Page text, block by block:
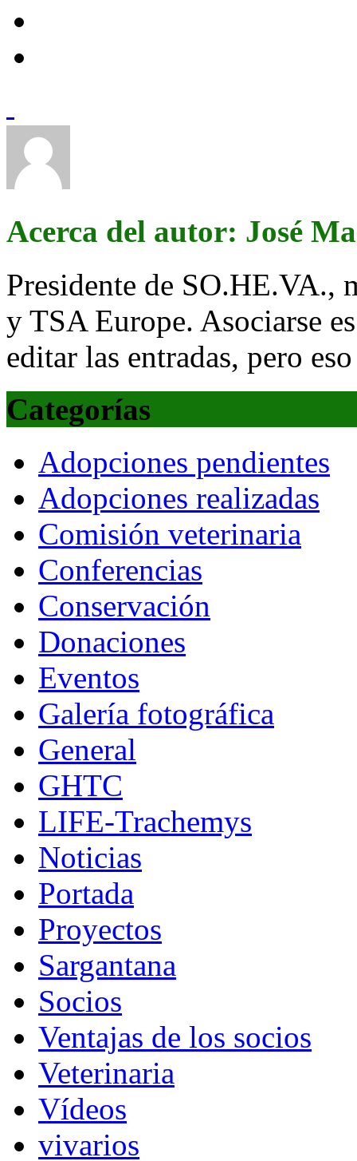
Acerca del autor: José
Presidente de SO.HE.VA.,
y TSA Europe. Asociarse
editar las entradas, pero
Categorías
Adopciones pendientes
Adopciones realizadas
Comisión veterinaria
Conferencias
Conservación
Donaciones
Eventos
Galería fotográfica
General
GHTC
LIFE-Trachemys
Noticias
Portada
Proyectos
Sargantana
Socios
Ventajas de los socios
Veterinaria
Vídeos
vivarios